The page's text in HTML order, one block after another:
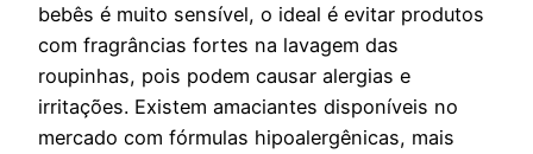
bebês é muito sensível, o ideal é evitar produtos
com fragrâncias fortes na lavagem das
roupinhas, pois podem causar alergias e
irritações. Existem amaciantes disponíveis no
mercado com fórmulas hipoalergênicas, mais